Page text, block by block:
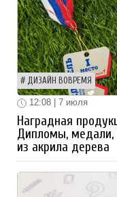
ДИЗАЙН ВОВРЕМЯ
12:08 | 7 июля
Наградная
Дипломы,
из акрила дерева